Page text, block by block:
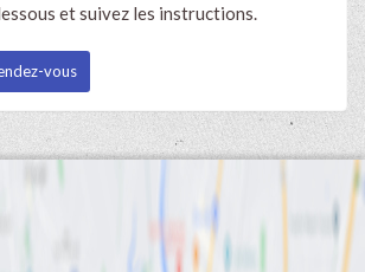
et suivez les instructions.
vous